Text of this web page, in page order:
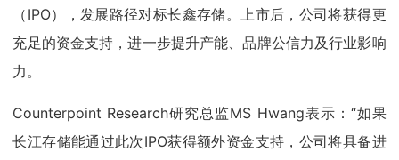
（IPO），发展路径对标长鑫存储。上市后，公司将获得更
充足的资金支持，进一步提升产能、品牌公信力及行业影响
力。
Counterpoint Research研究总监MS Hwang表示：“如果
长江存储能通过此次IPO获得额外资金支持，公司将具备进